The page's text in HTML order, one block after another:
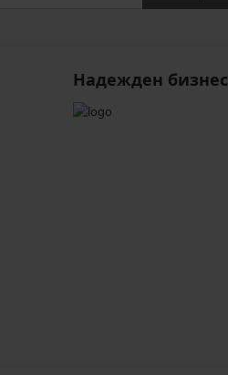
Надежден бизнес